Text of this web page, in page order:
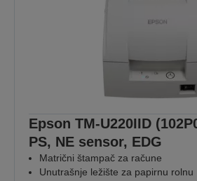
Epson TM-U220IID
PS, NE sensor, EDG
Matrični štampač za račune
Unutrašnje ležište za papirnu rolnu